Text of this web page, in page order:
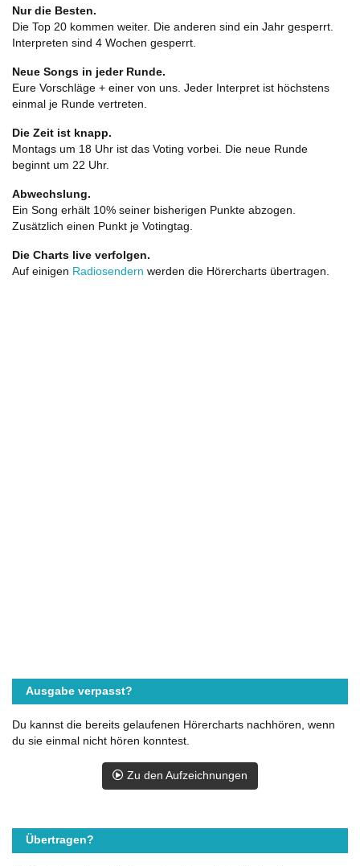
Nur die Besten.
Die Top 20 kommen weiter. Die anderen sind ein Jahr gesperrt.
Interpreten sind 4 Wochen gesperrt.
Neue Songs in jeder Runde.
Eure Vorschläge + einer von uns. Jeder Interpret ist höchstens
einmal je Runde vertreten.
Die Zeit ist knapp.
Montags um 18 Uhr ist das Voting vorbei. Die neue Runde
beginnt um 22 Uhr.
Abwechslung.
Ein Song erhält 10% seiner bisherigen Punkte abzogen.
Zusätzlich einen Punkt je Votingtag.
Die Charts live verfolgen.
Auf einigen Radiosendern werden die Hörercharts übertragen.
Ausgabe verpasst?
Du kannst die bereits gelaufenen Hörercharts nachhören, wenn
du sie einmal nicht hören konntest.
Zu den Aufzeichnungen
Übertragen?